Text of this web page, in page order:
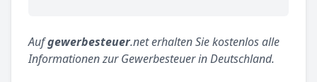
Aufgewerbesteuer.net erhalten Sie kostenlos alle
Informationen zur Gewerbesteuer in Deutschland.